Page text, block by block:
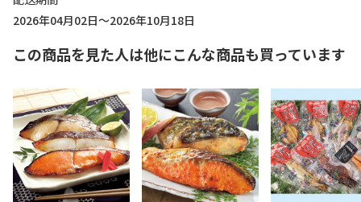
2026年04月02日～2026年10月18日
この商品を見た人は他にこんな商品も買っています